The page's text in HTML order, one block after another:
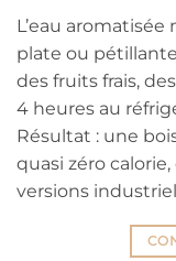
L’eau aromatisée
plate ou
des fruits frais,
4 heures au
Résultat : une
quasi zéro
versions